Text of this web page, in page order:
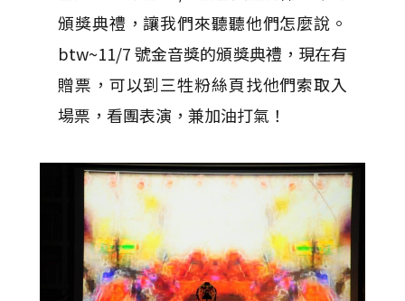
頒獎典禮，讓我們來聽聽他們怎麼說。
btw~11/7 號金音獎的頒獎典禮，現在有
贈票，可以到三牲粉絲頁找他們索取入
場票，看團表演，兼加油打氣！